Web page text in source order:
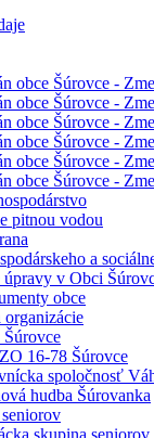
obce Šúrovce -
obce Šúrovce -
obce Šúrovce -
obce Šúrovce -
obce Šúrovce -
obce Šúrovce -
pitnou vodou
a
úpravy v Obci
obce
organizácie
16-78 Šúrovce
spoločnosť
hudba Šúrovanka
skupina